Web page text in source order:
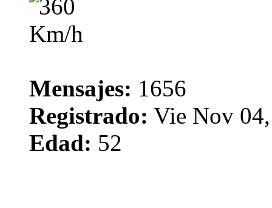
Mensajes: 1656
Registrado: Vie Nov
Edad: 52